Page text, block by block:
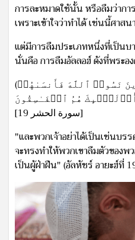
การละหมาดใช้นั้น หรือลืมว่าก
เพราะเข้าใจว่าทำได้ เช่นนี้ศาส
แต่มีการลืมประเภทหนึ่งที่เป็น
นั่นคือ การลืมอัลลอฮ์ ดังที่พระอ
(وَلَا تَكُونُوا۟ كَٱلَّذِینَ نَسُوا۟ ٱللَّهَ فَأَنسَىٰهُمۡ
[سورة الحشر 19]
"และพวกเจ้าอย่าได้เป็นเช่นบ
จะทรงทำให้พวกเขาลืมตัวของพ
เป็นผู้ฝ่าฝืน" (อัลหัชร์ อายะฮ์ที่